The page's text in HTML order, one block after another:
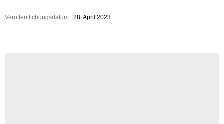
Veröffentlichungsdatum : 28. April 2023